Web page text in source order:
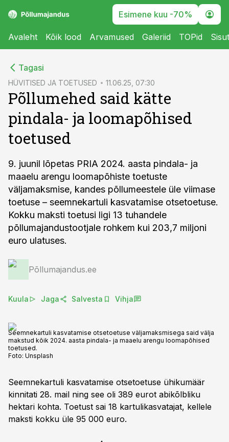
Esimene kuu -70%
Avaleht Kõik lood Arvamused Galeriid TOPid
Tagasi
HÜVITISED JA TOETUSED 11.06.25, 07:30
Põllumehed said kätte
pindala- ja loomapõhised
toetused
9. juunil lõpetas PRIA 2024. aasta pindala- ja
maaelu arengu loomapõhiste toetuste
väljamaksmise, kandes põllumeestele üle viimase
toetuse – seemnekartuli kasvatamise otsetoetuse.
Kokku maksti toetusi ligi 13 tuhandele
põllumajandustootjale rohkem kui 203,7 miljoni
euro ulatuses.
Põllumajandus.ee
Kuula Jaga Salvesta Vihja
Seemnekartuli kasvatamise otsetoetuse väljamaksmisega said välja
makstud kõik 2024. aasta pindala- ja maaelu arengu loomapõhised
toetused.
Foto: Unsplash
Seemnekartuli kasvatamise otsetoetuse ühikumäär
kinnitati 28. mail ning see oli 389 eurot abikõlbliku
hektari kohta. Toetust sai 18 kartulikasvatajat, kellele
maksti kokku üle 95 000 euro.